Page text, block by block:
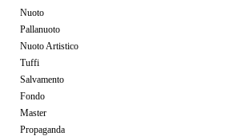
Nuoto
Pallanuoto
Nuoto Artistico
Tuffi
Salvamento
Fondo
Master
Propaganda